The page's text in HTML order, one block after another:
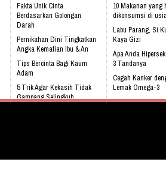
Fakta Unik Cinta
Berdasarkan Golongan
Darah
Pernikahan Dini Tingkatkan
Angka Kematian Ibu & An
Tips Bercinta Bagi Kaum
Adam
5 Trik Agar Kekasih Tidak
Gampang Selingkuh
10 Makanan yang
dikonsumsi di
Labu Parang, Si
Kaya Gizi
Apa Anda
3 Tandanya
Cegah Kanker
Lemak Omega-3
Bahaya